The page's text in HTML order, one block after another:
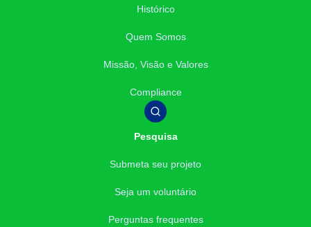
Histórico
Quem Somos
Missão, Visão e Valores
Compliance
Pesquisa
Submeta seu projeto
Seja um voluntário
Perguntas frequentes